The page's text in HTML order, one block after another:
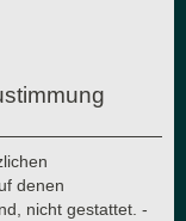
denen
nicht gestattet. -